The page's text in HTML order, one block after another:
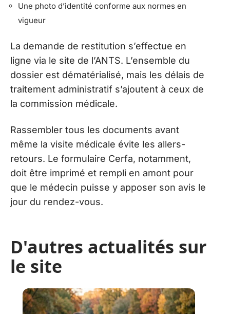
Une photo d’identité conforme aux normes en
vigueur
La demande de restitution s’effectue en
ligne via le site de l’ANTS. L’ensemble du
dossier est dématérialisé, mais les délais de
traitement administratif s’ajoutent à ceux de
la commission médicale.
Rassembler tous les documents avant
même la visite médicale évite les allers-
retours. Le formulaire Cerfa, notamment,
doit être imprimé et rempli en amont pour
que le médecin puisse y apposer son avis le
jour du rendez-vous.
D'autres actualités sur
le site